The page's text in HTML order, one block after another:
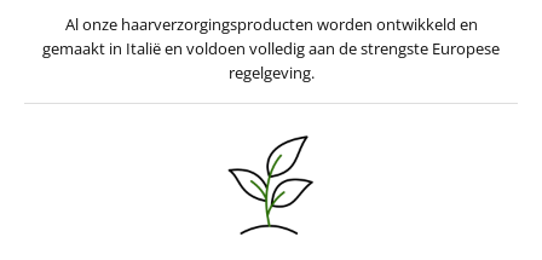
Al onze haarverzorgingsproducten worden ontwikkeld en
gemaakt in Italië en voldoen volledig aan de strengste Europese
regelgeving.